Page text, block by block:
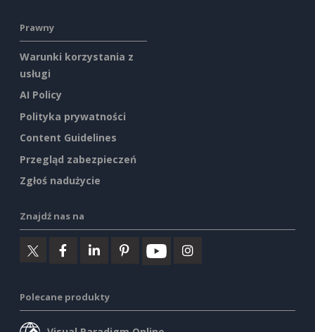
Prawny
Warunki korzystania z
usługi
AI Policy
Polityka prywatności
Content Guidelines
Przegląd zabezpieczeń
Zgłoś nadużycie
Znajdź nas na
Polecane produkty